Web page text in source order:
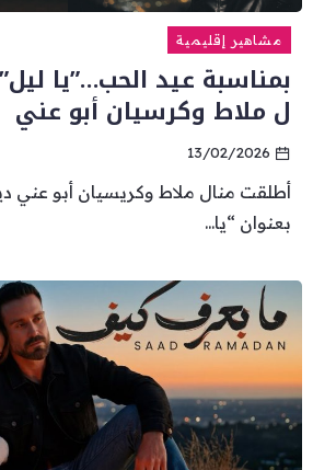
مشاهير إقليمية
بمناسبة عيد الحب…”يا
ل ملاط وكرسيان أبو عني
13/02/2026
أطلقت منال ملاط وكريسيان أبو عني
بعنوان “يا...